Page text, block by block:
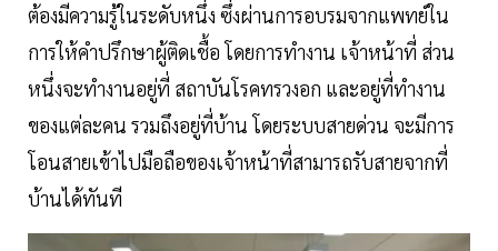
ต้องมีความรู้ในระดับหนึ่ง ซึ่งผ่านการอบรมจากแพทย์ใน
การให้คำปรึกษาผู้ติดเชื้อ โดยการทำงาน เจ้าหน้าที่ ส่วน
หนึ่งจะทำงานอยู่ที่ สถาบันโรคทรวงอก และอยู่ที่ทำงาน
ของแต่ละคน รวมถึงอยู่ที่บ้าน โดยระบบสายด่วน จะมีการ
โอนสายเข้าไปมือถือของเจ้าหน้าที่สามารถรับสายจากที่
บ้านได้ทันที